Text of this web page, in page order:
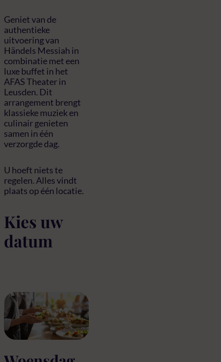
Geniet van de
authentieke
uitvoering van
Händels Messiah in
combinatie met een
luxe buffet in het
AFAS Theater in
Leusden. Dit
arrangement brengt
klassieke muziek en
culinair genieten
samen in één
verzorgde dag.
U hoeft niets te
regelen. Alles vindt
plaats op één locatie.
Kies uw
datum